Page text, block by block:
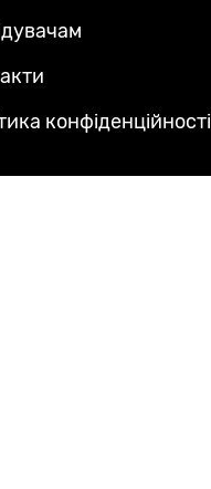
конфіденційності